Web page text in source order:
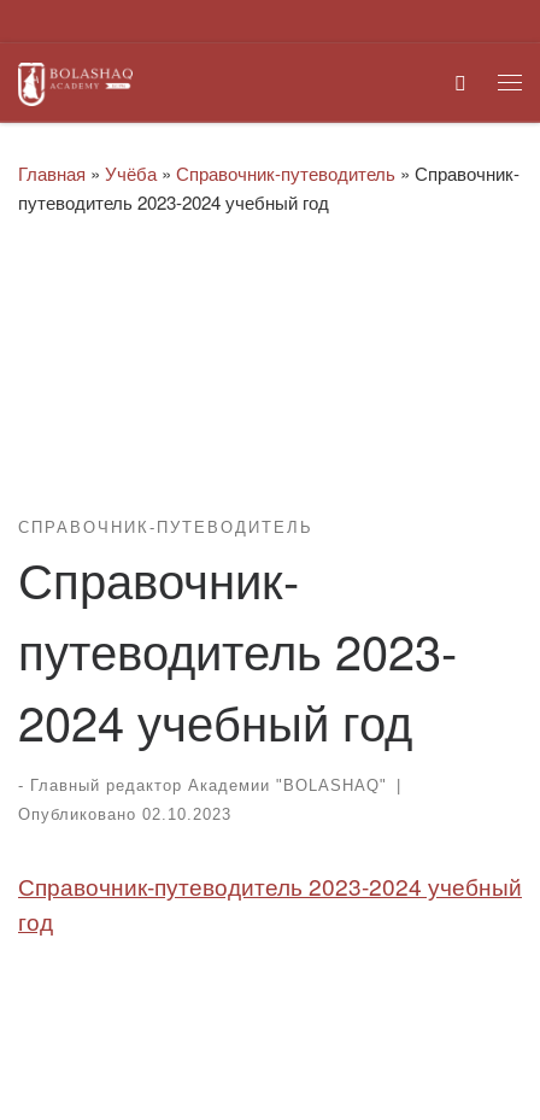
Search
Главная » Учёба » Справочник-путеводитель » Справочник-
путеводитель 2023-2024 учебный год
СПРАВОЧНИК-ПУТЕВОДИТЕЛЬ
Справочник-
путеводитель 2023-
2024 учебный год
- Главный редактор Академии "BOLASHAQ"
|
Опубликовано 02.10.2023
Справочник-путеводитель 2023-2024 учебный
год